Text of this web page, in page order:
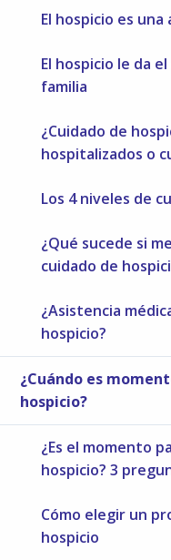
El hospicio es
El hospicio le da
familia
¿Cuidado de
hospitalizados o
Los 4 niveles de
¿Qué sucede si
cuidado de
¿Asistencia
hospicio?
¿Cuándo es
hospicio?
¿Es el momento
hospicio? 3
Cómo elegir un
hospicio